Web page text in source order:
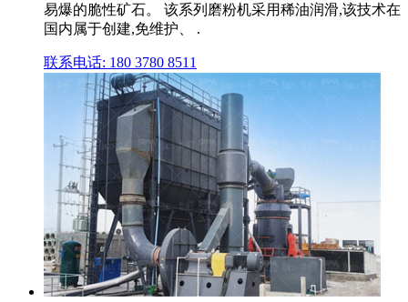
易爆的脆性矿石。 该系列磨粉机采用稀油润滑,该技术在
国内属于创建,免维护、 .
联系电话: 180 3780 8511